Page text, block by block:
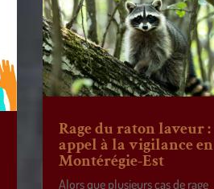
Rage du raton laveur :
appel à la vigilance en
Montérégie-Est
Alors que plusieurs cas de rage